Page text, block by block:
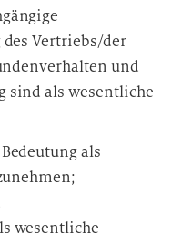
Vertriebs/der
und
sind als wesentliche
als
wesentliche